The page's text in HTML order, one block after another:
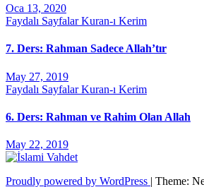
Oca 13, 2020
Faydalı SayfalarKuran-ı Kerim
7. Ders: Rahman Sadece Allah’tır
May 27, 2019
Faydalı SayfalarKuran-ı Kerim
6. Ders: Rahman ve Rahim Olan Allah
May 22, 2019
Proudly powered by WordPress | Theme: